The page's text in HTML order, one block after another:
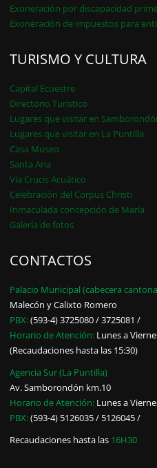
Exoneración por discapacidad
Exoneración de impuestos para
TURISMO Y CULTURA
Capital Ecuestre
Directorio Turístico
Lugares que visitar en
Lugares que visitar en La Puntilla
Casa Museo
Santa Ana
Vía Crucis Acuático
Celebración del Corpus Christi
Inmaculada concepción de María
Galería de fotos
CONTACTOS
Palacio Municipal (cabecera
Malecón y Calixto Romero
PBX:(593-4) 3725080 / 3725081 /
Horario de Atención: Lunes a
(Recaudaciones hasta las 15:30)
Agencia Sur (La Puntilla)
Av. Samborondón km.10
Horario de Atención: Lunes a
PBX:(593-4) 5126035 / 5126045 /
Recaudaciones hasta las 16H30